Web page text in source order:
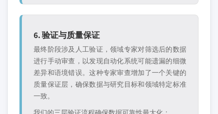
6. 验证与质量保证
最终阶段涉及人工验证，领域专家对筛选后的数据
进行手动审查，以发现自动化系统可能遗漏的细微
差异和语境错误。这种专家审查增加了一个关键的
质量保证层，确保数据与研究目标和领域特定标准
一致。